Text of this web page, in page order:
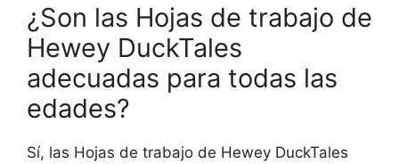
¿Son las Hojas de trabajo de
Hewey DuckTales
adecuadas para todas las
edades?
Sí, las Hojas de trabajo de Hewey DuckTales